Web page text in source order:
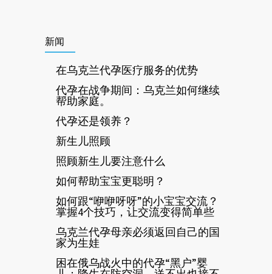
新闻
在乌克兰代孕医疗服务的优势
代孕在战争期间：乌克兰如何继续
帮助家庭。
代孕还是领养？
新生儿照顾
照顾新生儿要注意什么
如何帮助宝宝更聪明？
如何跟“咿咿呀呀”的小宝宝交流？
掌握4个技巧，让交流变得简单些
乌克兰代孕母亲必须返回自己的国
家为生娃
困在俄乌战火中的代孕“黑户”婴